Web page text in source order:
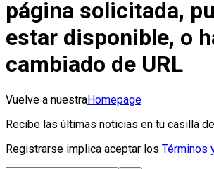
página solicitada,
estar disponible, o
cambiado de URL
Vuelve a nuestraHomepage
Recibe las últimas noticias en tu casilla
Registrarse implica aceptar los Términos